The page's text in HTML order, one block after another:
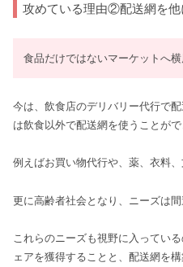
攻めている理由②配送網を他
食品だけではないマーケットへ横
今は、飲食店のデリバリー代行で
は飲食以外で配送網を使うことがで
例えばお買い物代行や、薬、衣料
更に高齢者社会となり、ニーズは間
これらのニーズも視野に入ってい
ェアを獲得することと、配送網を